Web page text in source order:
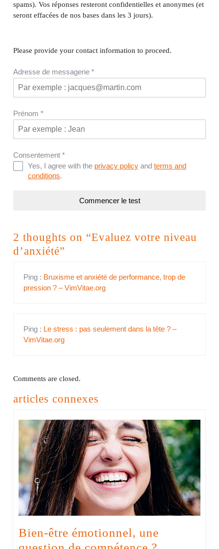
spams). Vos réponses resteront confidentielles et anonymes (et
seront effacées de nos bases dans les 3 jours).
Please provide your contact information to proceed.
Adresse de messagerie *
Prénom *
Consentement *
Yes, I agree with the privacy policy and terms and
conditions.
Commencer le test
2 thoughts on “Evaluez votre niveau
d’anxiété”
Ping : Bruxisme et anxiété de performance, trop de
pression ? – VimVitae.org
Ping : Le stress : pas seulement dans la tête ? –
VimVitae.org
Comments are closed.
articles connexes
Bien-être émotionnel, une